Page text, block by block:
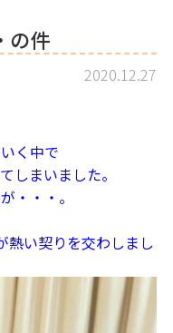
の件
2020.12.27
く中で
しまいました。
・・・。
い契りを交わしまし